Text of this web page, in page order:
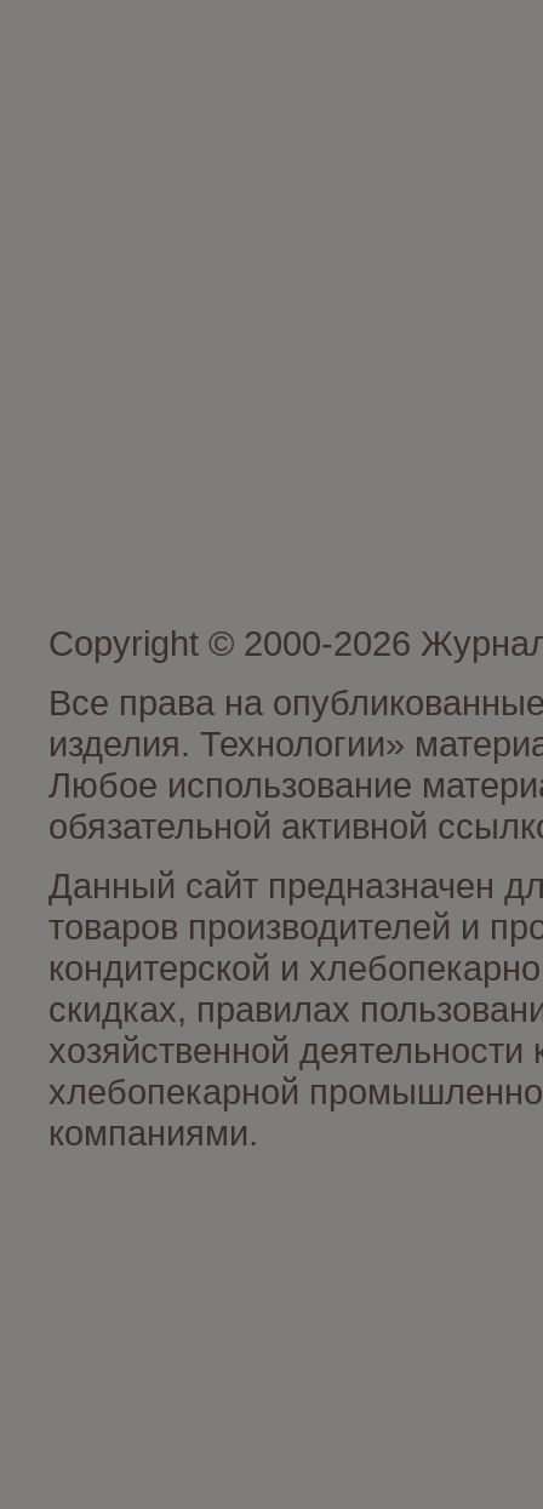
Copyright © 2000-2026
Все права на
изделия. Технологии»
Любое использование
обязательной активной
Данный сайт предназначен
товаров производителей и
кондитерской и
скидках, правилах
хозяйственной
хлебопекарной
компаниями.